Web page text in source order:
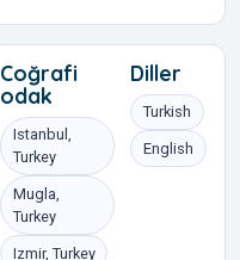
Coğrafi
odak
Istanbul,
Turkey
Mugla,
Turkey
Izmir, Turkey
Diller
Turkish
English